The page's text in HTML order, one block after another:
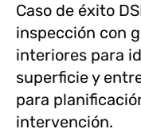
Caso de éxito
inspección con
interiores para
superficie y
para
intervención.